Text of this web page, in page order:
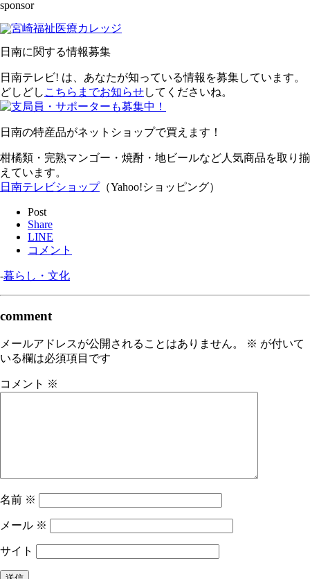
sponsor
日南に関する情報募集
日南テレビ! は、あなたが知っている情報を募集しています。
どしどし こちらまでお知らせしてくださいね。
日南の特産品がネットショップで買えます！
柑橘類・完熟マンゴー・焼酎・地ビールなど人気商品を取り揃
えています。
日南テレビショップ（Yahoo!ショッピング）
Post
Share
LINE
コメント
-暮らし・文化
comment
メールアドレスが公開されることはありません。 ※ が付いて
いる欄は必須項目です
コメント ※
名前 ※
メール ※
サイト